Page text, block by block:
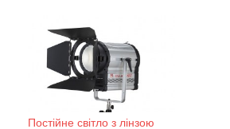
Постійне світло з лінзою